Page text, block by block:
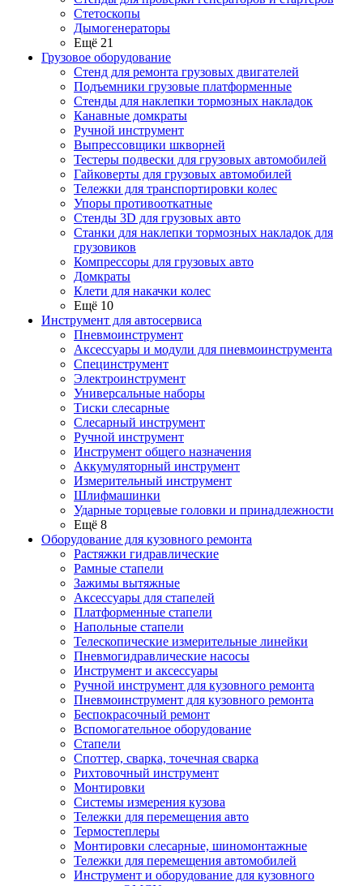
Стетоскопы
Дымогенераторы
Ещё 21
Грузовое оборудование
Стенд для ремонта грузовых двигателей
Подъемники грузовые платформенные
Стенды для наклепки тормозных накладок
Канавные домкраты
Ручной инструмент
Выпрессовщики шкворней
Тестеры подвески для грузовых автомобилей
Гайковерты для грузовых автомобилей
Тележки для транспортировки колес
Упоры противооткатные
Стенды 3D для грузовых авто
Станки для наклепки тормозных накладок для
грузовиков
Компрессоры для грузовых авто
Домкраты
Клети для накачки колес
Ещё 10
Инструмент для автосервиса
Пневмоинструмент
Аксессуары и модули для пневмоинструмента
Специнструмент
Электроинструмент
Универсальные наборы
Тиски слесарные
Слесарный инструмент
Ручной инструмент
Инструмент общего назначения
Аккумуляторный инструмент
Измерительный инструмент
Шлифмашинки
Ударные торцевые головки и принадлежности
Ещё 8
Оборудование для кузовного ремонта
Растяжки гидравлические
Рамные стапели
Зажимы вытяжные
Аксессуары для стапелей
Платформенные стапели
Напольные стапели
Телескопические измерительные линейки
Пневмогидравлические насосы
Инструмент и аксессуары
Ручной инструмент для кузовного ремонта
Пневмоинструмент для кузовного ремонта
Беспокрасочный ремонт
Вспомогательное оборудование
Стапели
Споттер, сварка, точечная сварка
Рихтовочный инструмент
Монтировки
Системы измерения кузова
Тележки для перемещения авто
Термостеплеры
Монтировки слесарные, шиномонтажные
Тележки для перемещения автомобилей
Инструмент и оборудование для кузовного